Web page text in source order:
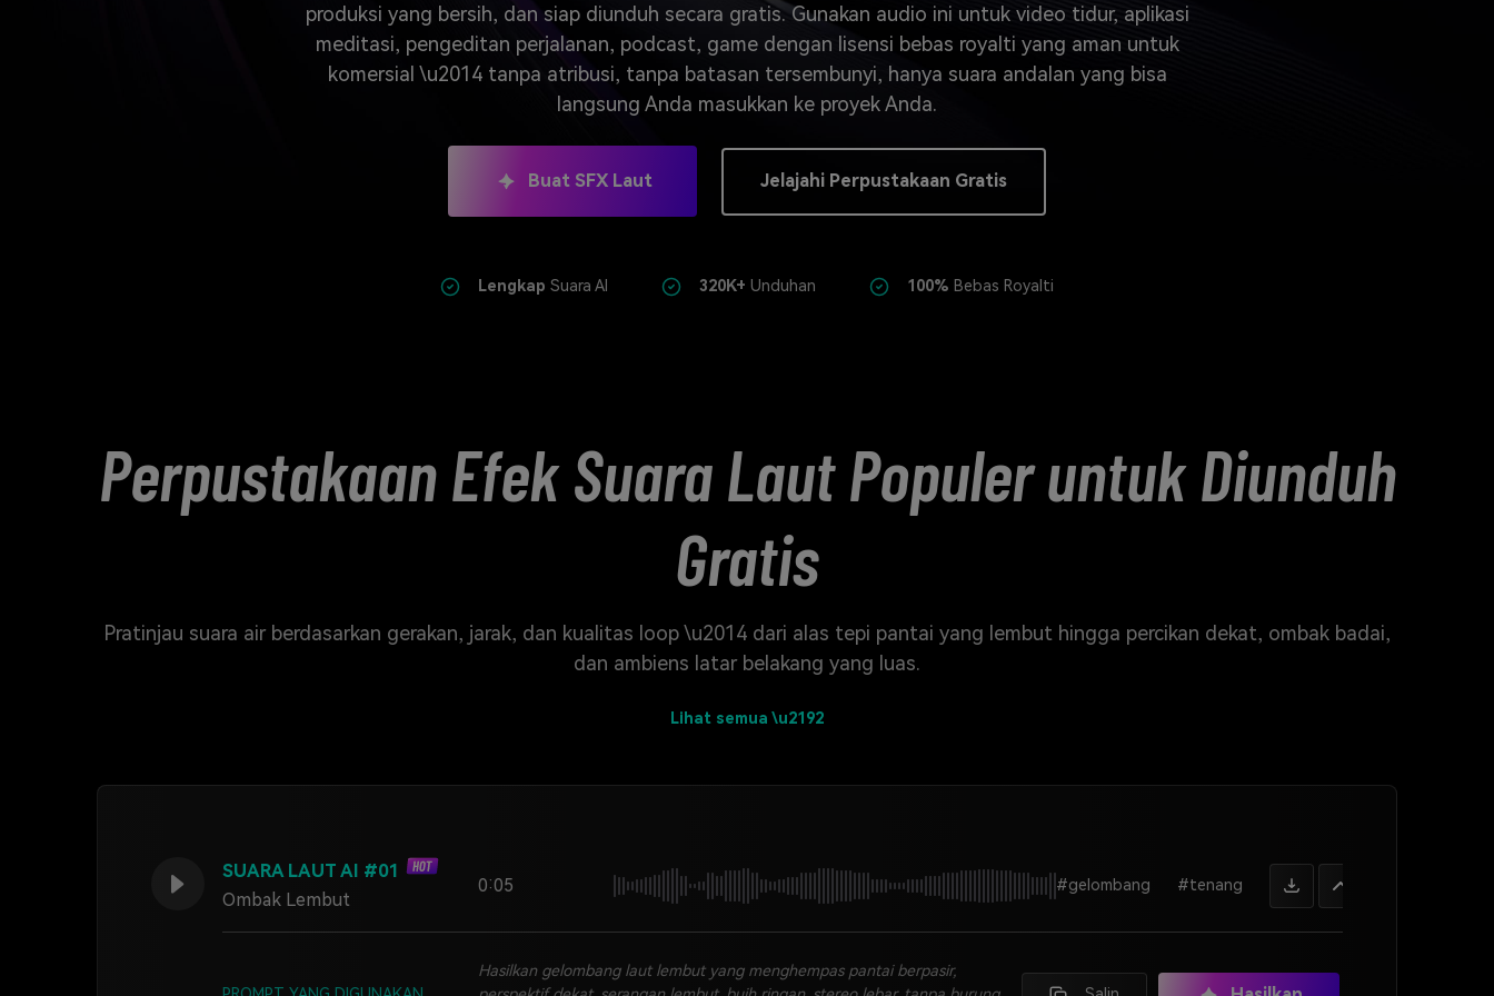
Veo3 Vidu Pixverse Hailuo Runway
Find More Solutions >>
produksi yang bersih, dan siap diunduh secara gratis. Gunakan audio ini untuk video tidur, aplikasi
meditasi, pengeditan perjalanan, podcast, game dengan lisensi bebas royalti yang aman untuk
komersial \u2014 tanpa atribusi, tanpa batasan tersembunyi, hanya suara andalan yang bisa
langsung Anda masukkan ke proyek Anda.
Buat SFX Laut Jelajahi Perpustakaan Gratis
Lengkap Suara AI 320K+ Unduhan 100% Bebas Royalti
Perpustakaan Efek Suara Laut Populer untuk Diunduh
Gratis
Pratinjau suara air berdasarkan gerakan, jarak, dan kualitas loop \u2014 dari alas tepi pantai yang lembut hingga percikan dekat, ombak badai,
dan ambiens latar belakang yang luas.
Lihat semua \u2192
SUARA LAUT AI #01
Ombak Lembut
0:05 #gelombang #tenang
Hasilkan gelombang laut lembut yang menghempas pantai berpasir,